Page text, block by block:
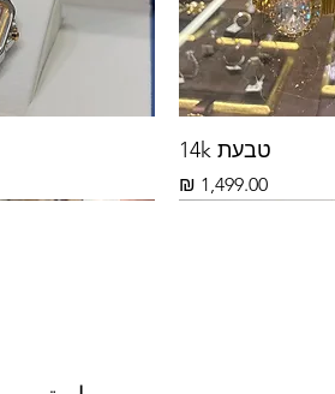
טבעת 14k
السعر‏1,499.00 ₪